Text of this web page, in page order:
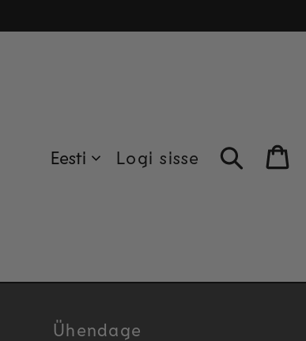
Eesti Logi sisse Bag
Ühendage